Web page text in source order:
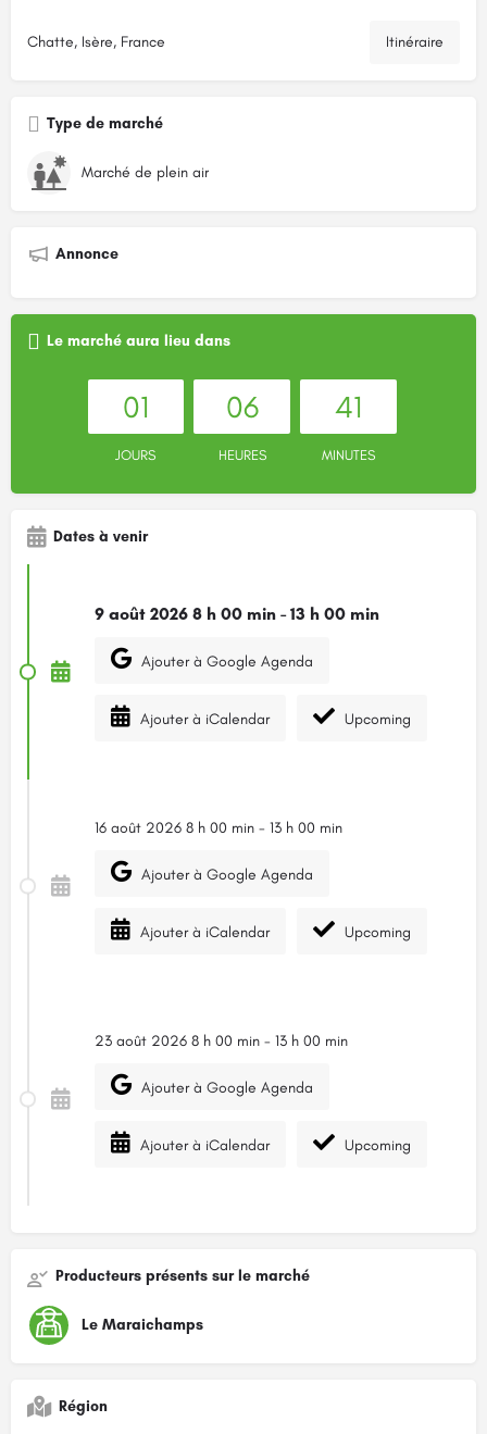
Chatte, Isère, France Itinéraire
Type de marché
Marché de plein air
Annonce
Le marché aura lieu dans
01
JOURS
06
HEURES
41
MINUTES
Dates à venir
9 août 2026 8 h 00 min - 13 h 00 min
Ajouter à Google Agenda
Ajouter à iCalendar Upcoming
16 août 2026 8 h 00 min - 13 h 00 min
Ajouter à Google Agenda
Ajouter à iCalendar Upcoming
23 août 2026 8 h 00 min - 13 h 00 min
Ajouter à Google Agenda
Ajouter à iCalendar Upcoming
Producteurs présents sur le marché
Le Maraichamps
Région